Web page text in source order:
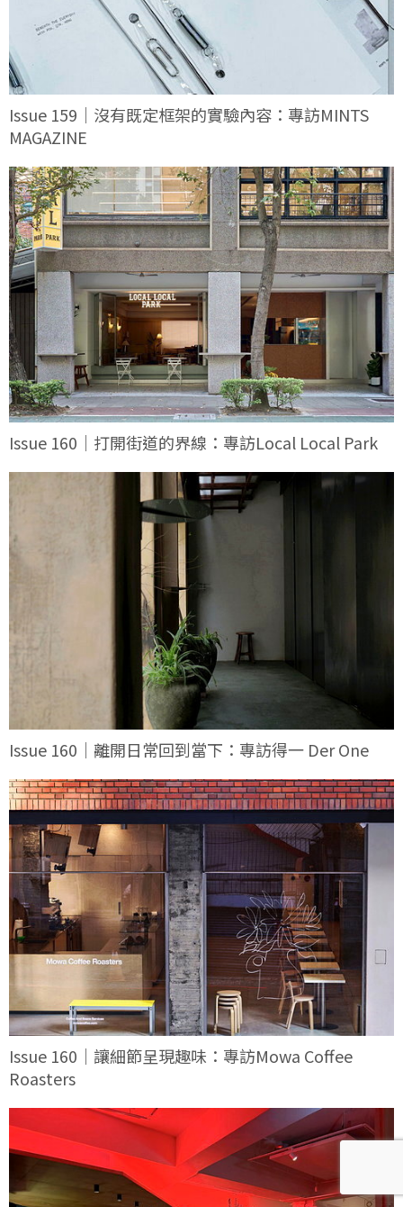
Issue 159｜沒有既定框架的實驗內容：專訪MINTS
MAGAZINE
Issue 160｜打開街道的界線：專訪Local Local Park
Issue 160｜離開日常回到當下：專訪得一 Der One
Issue 160｜讓細節呈現趣味：專訪Mowa Coffee
Roasters